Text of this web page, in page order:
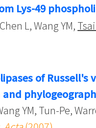
Lys-49
L, Wang YM,
of
YM, Tun-Pe,